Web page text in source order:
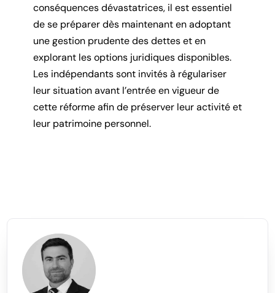
conséquences dévastatrices, il est essentiel
de se préparer dès maintenant en adoptant
une gestion prudente des dettes et en
explorant les options juridiques disponibles.
Les indépendants sont invités à régulariser
leur situation avant l’entrée en vigueur de
cette réforme afin de préserver leur activité et
leur patrimoine personnel.